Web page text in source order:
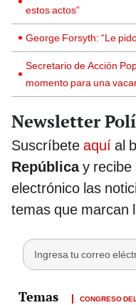
estos actos”
George Forsyth: “Le
Secretario de Acción
momento para una
Newsletter
Suscríbete aquí al
Repúblicay recibe
electrónico las
temas que marcan
CONGRESO